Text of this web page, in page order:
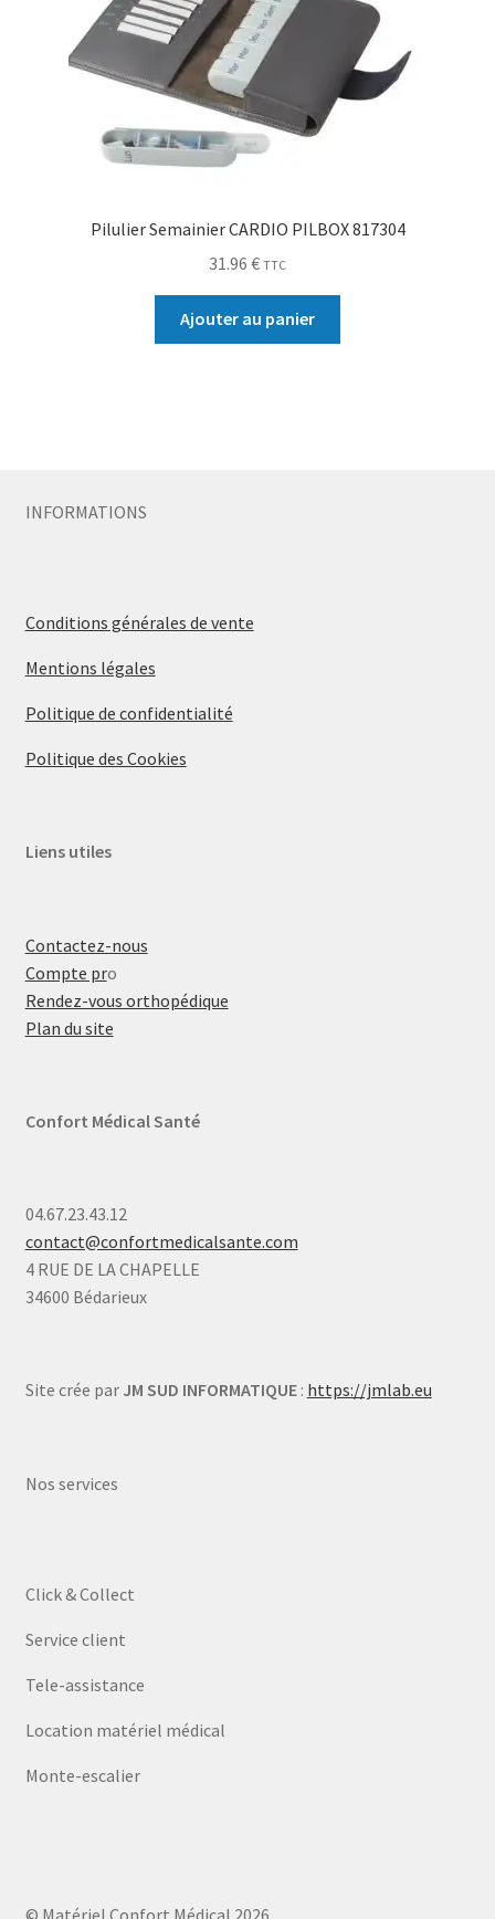
Pilulier Semainier CARDIO PILBOX 817304
31.96 € TTC
Ajouter au panier
INFORMATIONS
Conditions générales de vente
Mentions légales
Politique de confidentialité
Politique des Cookies
Liens utiles
Contactez-nous
Compte pro
Rendez-vous orthopédique
Plan du site
Confort Médical Santé
04.67.23.43.12
contact@confortmedicalsante.com
4 RUE DE LA CHAPELLE
34600 Bédarieux
Site crée par JM SUD INFORMATIQUE: https://jmlab.eu
Nos services
Click & Collect
Service client
Tele-assistance
Location matériel médical
Monte-escalier